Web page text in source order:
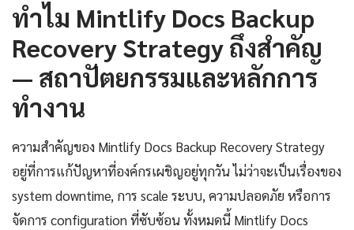
ทำไม Mintlify Docs Backup
Recovery Strategy ถึงสำคัญ
— สถาปัตยกรรมและหลักการ
ทำงาน
ความสำคัญของ Mintlify Docs Backup Recovery Strategy
อยู่ที่การแก้ปัญหาที่องค์กรเผชิญอยู่ทุกวัน ไม่ว่าจะเป็นเรื่องของ
system downtime, การ scale ระบบ, ความปลอดภัย หรือการ
จัดการ configuration ที่ซับซ้อน ทั้งหมดนี้ Mintlify Docs